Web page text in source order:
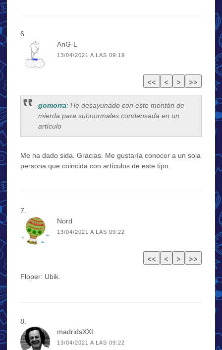
AnG-L
13/04/2021 A LAS 09:19
gomorra: He desayunado con este montón de
mierda para subnormales condensada en un
artículo
Me ha dado sida. Gracias. Me gustaría conocer a un sola
persona que coincida con artículos de este tipo.
Nord
13/04/2021 A LAS 09:22
Floper: Ubik.
madridsXXI
13/04/2021 A LAS 09:22